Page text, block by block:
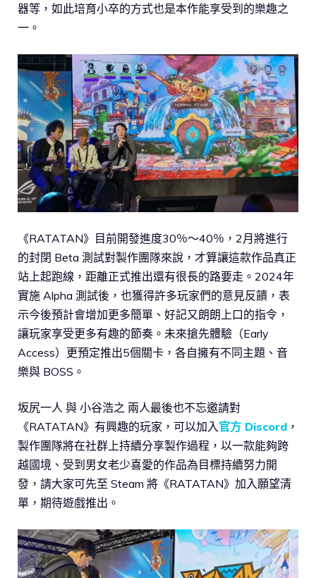
器等，如此培育小卒的方式也是本作能享受到的樂趣之
一。
《RATATAN》目前開發進度30％～40％，2月將進行
的封閉 Beta 測試對製作團隊來說，才算讓這款作品真正
站上起跑線，距離正式推出還有很長的路要走。2024年
實施 Alpha 測試後，也獲得許多玩家們的意見反饋，表
示今後預計會增加更多簡單、好記又朗朗上口的指令，
讓玩家享受更多有趣的節奏。未來搶先體驗（Early
Access）更預定推出5個關卡，各自擁有不同主題、音
樂與 BOSS。
坂尻一人 與 小谷浩之 兩人最後也不忘邀請對
《RATATAN》有興趣的玩家，可以加入 官方 Discord ，
製作團隊將在社群上持續分享製作過程，以一款能夠跨
越國境、受到男女老少喜愛的作品為目標持續努力開
發，請大家可先至 Steam 將《RATATAN》加入願望清
單，期待遊戲推出。